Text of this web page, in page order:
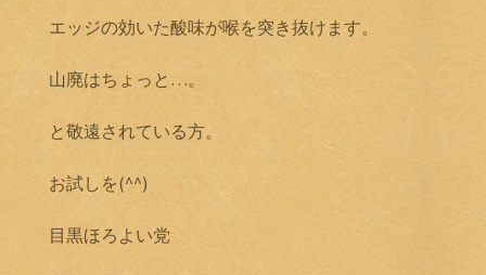
エッジの効いた酸味が喉を突き抜けます。
山廃はちょっと…。
と敬遠されている方。
お試しを(^^)
目黒ほろよい党